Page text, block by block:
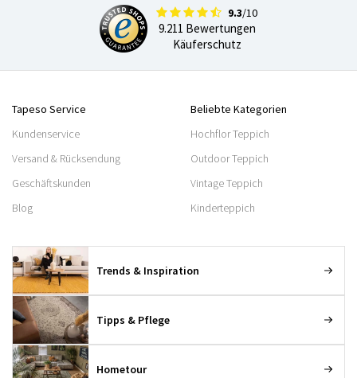
9.3/10
9.211 Bewertungen
Käuferschutz
Tapeso Service
Kundenservice
Versand & Rücksendung
Geschäftskunden
Blog
Beliebte Kategorien
Hochflor Teppich
Outdoor Teppich
Vintage Teppich
Kinderteppich
Trends & Inspiration
Tipps & Pflege
Hometour